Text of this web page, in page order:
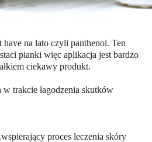
have na lato czyli panthenol. Ten
pianki więc aplikacja jest bardzo
ciekawy produkt.
w trakcie łagodzenia skutków
proces leczenia skóry